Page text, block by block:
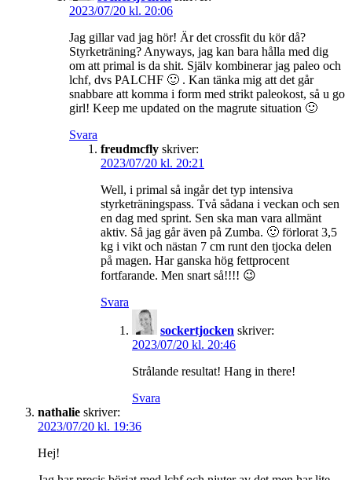
2023/07/20 kl. 20:06
Jag gillar vad jag hör! Är det crossfit du kör då?
Styrketräning? Anyways, jag kan bara hålla med dig
om att primal is da shit. Själv kombinerar jag paleo och
lchf, dvs PALCHF 🙂 . Kan tänka mig att det går
snabbare att komma i form med strikt paleokost, så u go
girl! Keep me updated on the magrute situation 🙂
Svara
freudmcfly skriver:
2023/07/20 kl. 20:21
Well, i primal så ingår det typ intensiva
styrketräningspass. Två sådana i veckan och sen
en dag med sprint. Sen ska man vara allmänt
aktiv. Så jag går även på Zumba. 🙂 förlorat 3,5
kg i vikt och nästan 7 cm runt den tjocka delen
på magen. Har ganska hög fettprocent
fortfarande. Men snart så!!!! 😉
Svara
sockertjocken skriver:
2023/07/20 kl. 20:46
Strålande resultat! Hang in there!
Svara
nathalie skriver:
2023/07/20 kl. 19:36
Hej!